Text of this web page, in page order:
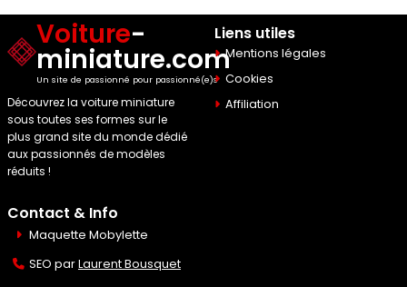
Voiture-
miniature.com
Un site de passionné pour passionné(e)s
Découvrez la voiture miniature
sous toutes ses formes sur le
plus grand site du monde dédié
aux passionnés de modèles
réduits !
Liens utiles
Mentions légales
Cookies
Affiliation
Contact & Info
Maquette Mobylette
SEO parLaurent Bousquet